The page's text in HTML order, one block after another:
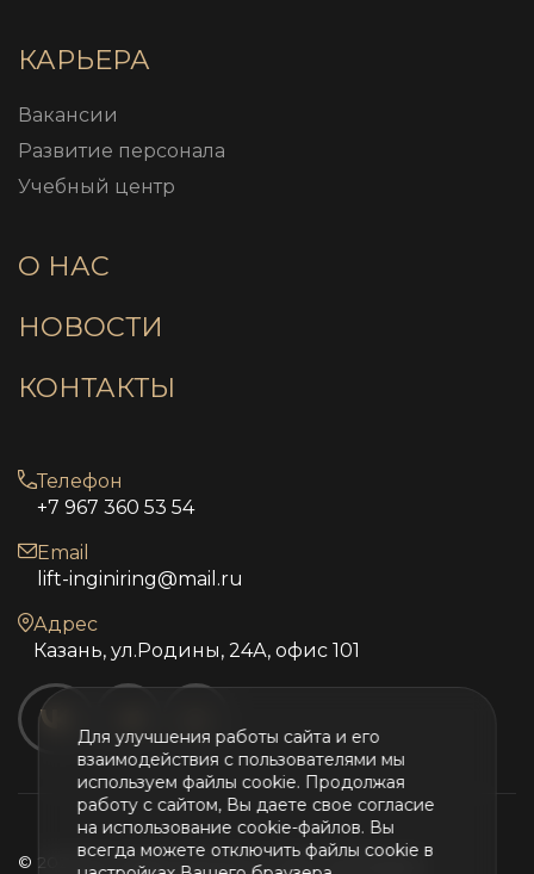
КАРЬЕРА
Вакансии
Развитие персонала
Учебный центр
О НАС
НОВОСТИ
КОНТАКТЫ
Телефон
+7 967 360 53 54
Email
lift-inginiring@mail.ru
Адрес
Казань, ул.Родины, 24А, офис 101
© 2026 Все права защищены, Лифт Инжиниринг
Для улучшения работы сайта и его
взаимодействия с пользователями мы
используем файлы cookie. Продолжая
работу с сайтом, Вы даете свое согласие
на использование cookie-файлов. Вы
всегда можете отключить файлы cookie в